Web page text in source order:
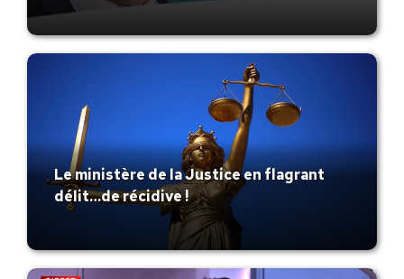
Le ministère de la Justice en flagrant
délit…de récidive !